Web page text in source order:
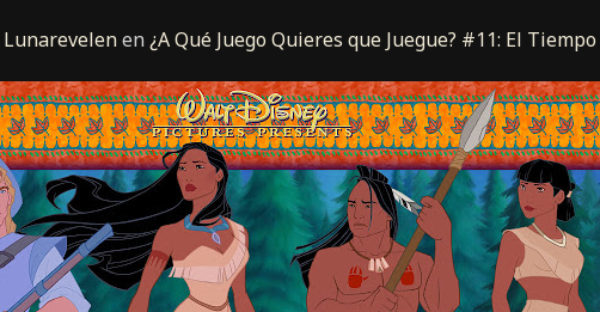
Lunarevelenen¿A Qué Juego Quieres que Juegue? #11: El